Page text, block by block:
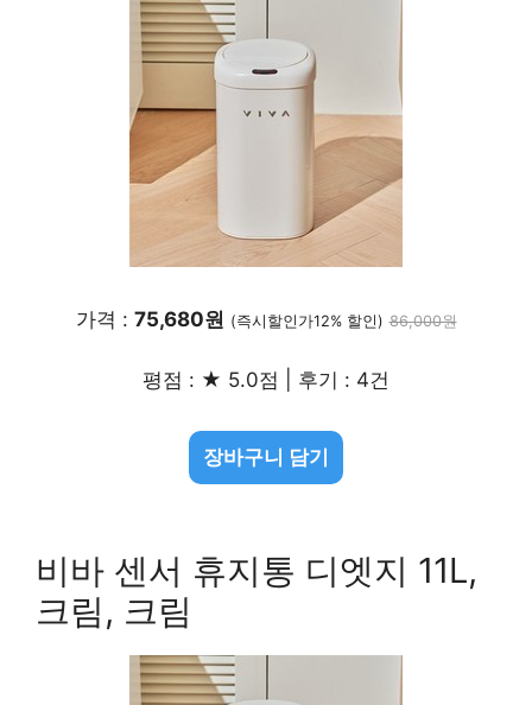
가격 : 75,680원 (즉시할인가12% 할인) 86,000원
평점 : ★ 5.0점 | 후기 : 4건
장바구니 담기
비바 센서 휴지통 디엣지 11L,
크림, 크림